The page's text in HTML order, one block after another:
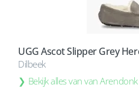
UGG Ascot Slipper Grey
Dilbeek
Bekijk alles van van Arendonk